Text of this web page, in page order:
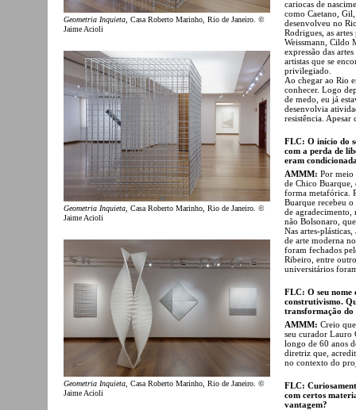
Geometria Inquieta , Casa Roberto Marinho, Rio de Janeiro. ©
Jaime Acioli
Geometria Inquieta , Casa Roberto Marinho, Rio de Janeiro. ©
Jaime Acioli
Geometria Inquieta, Casa Roberto Marinho, Rio de Janeiro. ©
Jaime Acioli
cariocas de
como Caetano,
desenvolveu no
Rodrigues, as
Weissmann, Cildo
expressão das
artistas que se
privilegiado.
Ao chegar ao Rio
conhecer. Logo
de medo, eu já
desenvolvia
resistência. Apesar
FLC: O início do
com a perda de
eram
AMMM: Por meio
de Chico Buarque,
forma metafórica.
Buarque recebeu
de agradecimento,
não Bolsonaro,
Nas artes-
de arte moderna
foram fechados
Ribeiro, entre
universitários
FLC: O seu nome
construtivismo.
transformação do
AMMM: Creio
seu curador Lauro
longo de 60 anos
diretriz que,
no contexto do
FLC:
com certos
vantagem?